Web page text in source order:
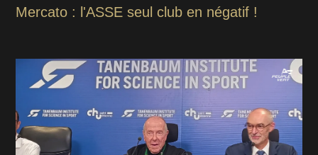
Mercato : l'ASSE seul club en négatif !